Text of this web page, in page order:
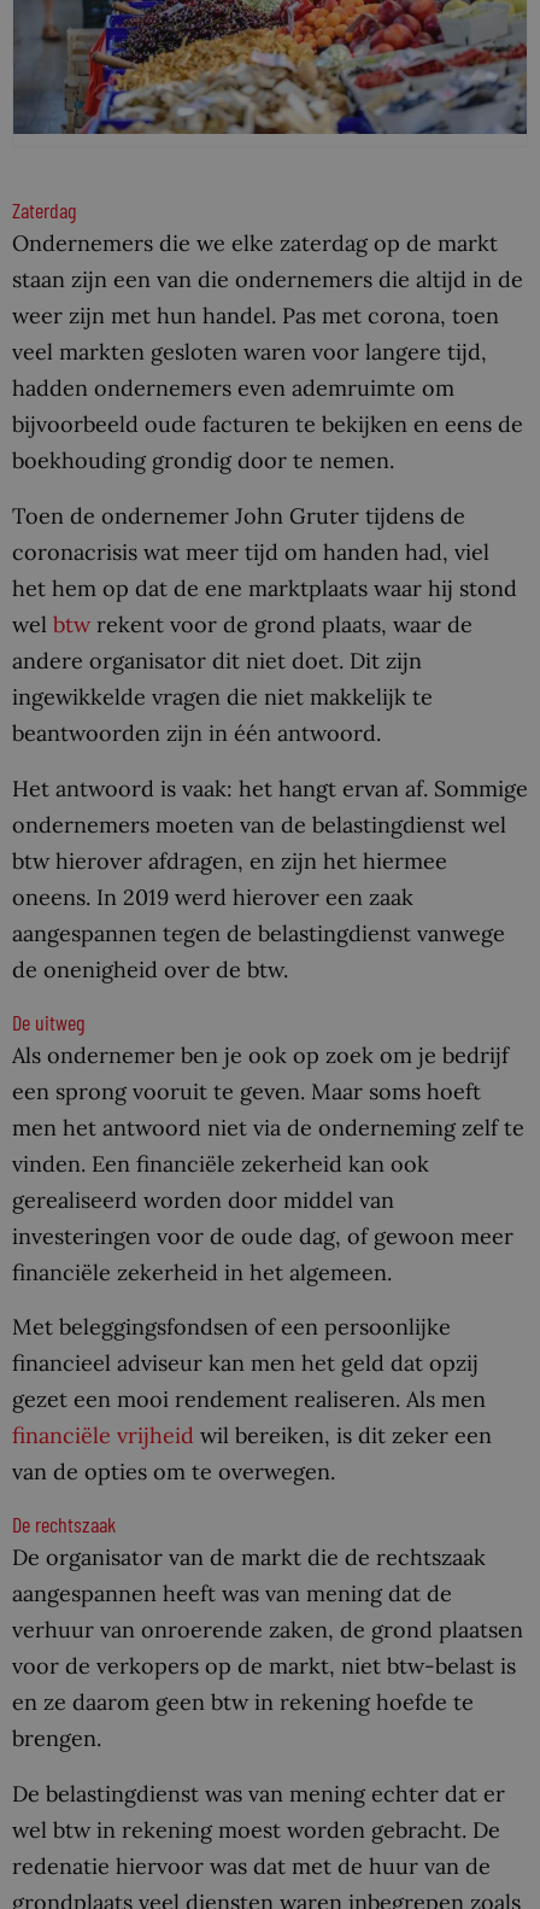
Zaterdag
Ondernemers die we elke zaterdag op de markt
staan zijn een van die ondernemers die altijd in de
weer zijn met hun handel. Pas met corona, toen
veel markten gesloten waren voor langere tijd,
hadden ondernemers even ademruimte om
bijvoorbeeld oude facturen te bekijken en eens de
boekhouding grondig door te nemen.
Toen de ondernemer John Gruter tijdens de
coronacrisis wat meer tijd om handen had, viel
het hem op dat de ene marktplaats waar hij stond
wel btwrekent voor de grond plaats, waar de
andere organisator dit niet doet. Dit zijn
ingewikkelde vragen die niet makkelijk te
beantwoorden zijn in één antwoord.
Het antwoord is vaak: het hangt ervan af. Sommige
ondernemers moeten van de belastingdienst wel
btw hierover afdragen, en zijn het hiermee
oneens. In 2019 werd hierover een zaak
aangespannen tegen de belastingdienst vanwege
de onenigheid over de btw.
De uitweg
Als ondernemer ben je ook op zoek om je bedrijf
een sprong vooruit te geven. Maar soms hoeft
men het antwoord niet via de onderneming zelf te
vinden. Een financiële zekerheid kan ook
gerealiseerd worden door middel van
investeringen voor de oude dag, of gewoon meer
financiële zekerheid in het algemeen.
Met beleggingsfondsen of een persoonlijke
financieel adviseur kan men het geld dat opzij
gezet een mooi rendement realiseren. Als men
financiële vrijheid wil bereiken, is dit zeker een
van de opties om te overwegen.
De rechtszaak
De organisator van de markt die de rechtszaak
aangespannen heeft was van mening dat de
verhuur van onroerende zaken, de grond plaatsen
voor de verkopers op de markt, niet btw-belast is
en ze daarom geen btw in rekening hoefde te
brengen.
De belastingdienst was van mening echter dat er
wel btw in rekening moest worden gebracht. De
redenatie hiervoor was dat met de huur van de
grondplaats veel diensten waren inbegrepen zoals